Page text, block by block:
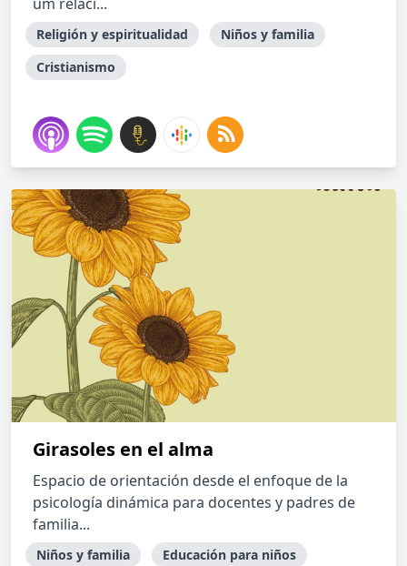
Religión y espiritualidad
Niños y familia
Cristianismo
Girasoles en el alma
Espacio de orientación desde el enfoque de la
psicología dinámica para docentes y padres de
familia...
Niños y familia Educación para niños